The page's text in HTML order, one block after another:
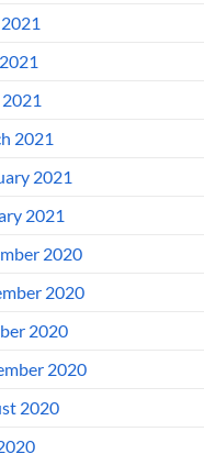
2021
2021
2021
2020
2020
2020
2020
2020